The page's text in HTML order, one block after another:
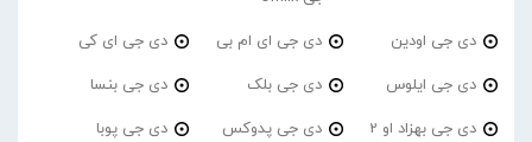
دی جی اودین دی جی ای ام بی دی جی ای کی
دی جی ایلوس دی جی بلک دی جی بنسا
دی جی بهزاد او 2 دی جی پدوکس دی جی پوبا